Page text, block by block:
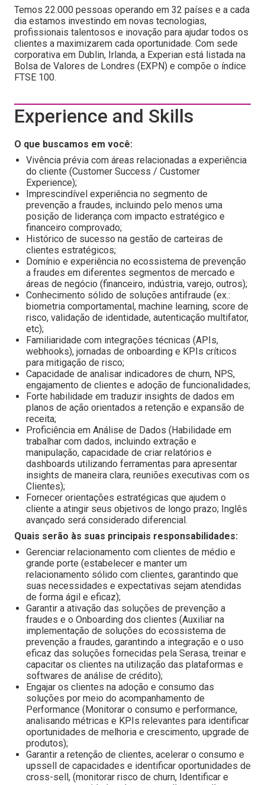
Temos 22.000 pessoas operando em 32 países e a cada
dia estamos investindo em novas tecnologias,
profissionais talentosos e inovação para ajudar todos os
clientes a maximizarem cada oportunidade. Com sede
corporativa em Dublin, Irlanda, a Experian está listada na
Bolsa de Valores de Londres (EXPN) e compõe o índice
FTSE 100.
Experience and Skills
O que buscamos em você:
Vivência prévia com áreas relacionadas a experiência
do cliente (Customer Success / Customer
Experience);
Imprescindível experiência no segmento de
prevenção a fraudes, incluindo pelo menos uma
posição de liderança com impacto estratégico e
financeiro comprovado;
Histórico de sucesso na gestão de carteiras de
clientes estratégicos;
Domínio e experiência no ecossistema de prevenção
a fraudes em diferentes segmentos de mercado e
áreas de negócio (financeiro, indústria, varejo, outros);
Conhecimento sólido de soluções antifraude (ex.:
biometria comportamental, machine learning, score de
risco, validação de identidade, autenticação multifator,
etc);
Familiaridade com integrações técnicas (APIs,
webhooks), jornadas de onboarding e KPIs críticos
para mitigação de risco;
Capacidade de analisar indicadores de churn, NPS,
engajamento de clientes e adoção de funcionalidades;
Forte habilidade em traduzir insights de dados em
planos de ação orientados a retenção e expansão de
receita;
Proficiência em Análise de Dados (Habilidade em
trabalhar com dados, incluindo extração e
manipulação, capacidade de criar relatórios e
dashboards utilizando ferramentas para apresentar
insights de maneira clara, reuniões executivas com os
Clientes);
Fornecer orientações estratégicas que ajudem o
cliente a atingir seus objetivos de longo prazo; Inglês
avançado será considerado diferencial.
Quais serão às suas principais responsabilidades:
Gerenciar relacionamento com clientes de médio e
grande porte (estabelecer e manter um
relacionamento sólido com clientes, garantindo que
suas necessidades e expectativas sejam atendidas
de forma ágil e eficaz);
Garantir a ativação das soluções de prevenção a
fraudes e o Onboarding dos clientes (Auxiliar na
implementação de soluções do ecossistema de
prevenção a fraudes, garantindo a integração e o uso
eficaz das soluções fornecidas pela Serasa, treinar e
capacitar os clientes na utilização das plataformas e
softwares de análise de crédito);
Engajar os clientes na adoção e consumo das
soluções por meio do acompanhamento de
Performance (Monitorar o consumo e performance,
analisando métricas e KPIs relevantes para identificar
oportunidades de melhoria e crescimento, upgrade de
produtos);
Garantir a retenção de clientes, acelerar o consumo e
upssell de capacidades e identificar oportunidades de
cross-sell, (monitorar risco de churn, Identificar e